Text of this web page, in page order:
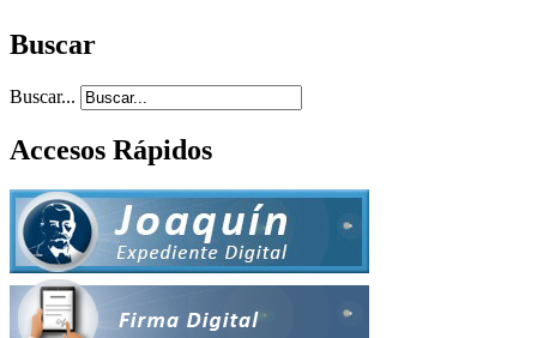
Buscar
Buscar...
Accesos Rápidos